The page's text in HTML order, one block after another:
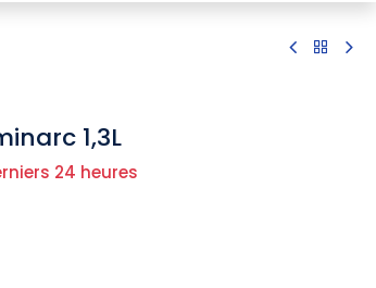
1,3L
24 heures